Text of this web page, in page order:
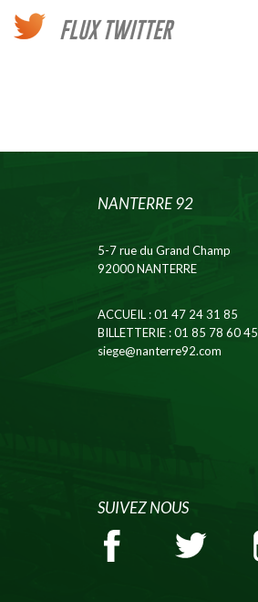
FLUX TWITTER
NANTERRE 92
5-7 rue du Grand Champ
92000 NANTERRE
ACCUEIL: 01 47 24 31 85
BILLETTERIE: 01 85 78 60 45
siege@nanterre92.com
SUIVEZ NOUS